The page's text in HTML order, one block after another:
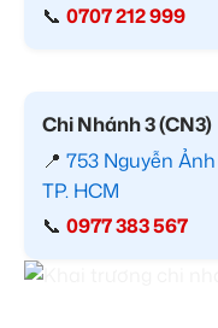
📞 0707 212 999
Chi Nhánh 3 (CN3)
📍 753 Nguyễn
TP. HCM
📞 0977 383 567